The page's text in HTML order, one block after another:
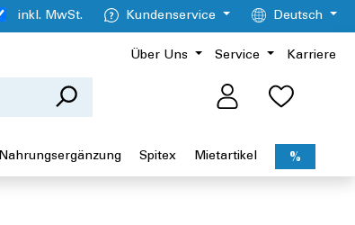
inkl. MwSt. Kundenservice Deutsch
Über Uns Service Karriere
Nahrungsergänzung Spitex Mietartikel %